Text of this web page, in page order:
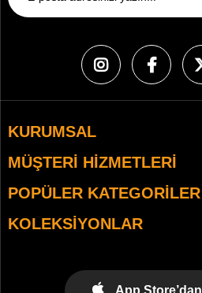
KURUMSAL
MÜŞTERI HIZMETLERI
POPÜLER KATEGORILER
KOLEKSIYONLAR
App Store’dan